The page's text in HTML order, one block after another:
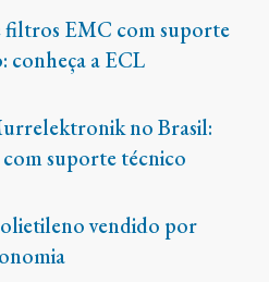
filtros EMC com suporte
conheça a ECL
no Brasil:
suporte técnico
vendido por